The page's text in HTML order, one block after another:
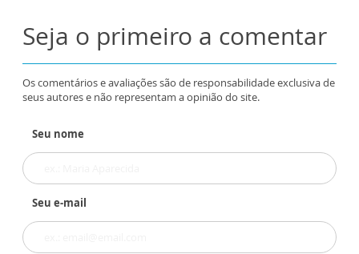
Seja o primeiro a comentar
Os comentários e avaliações são de responsabilidade exclusiva de
seus autores e não representam a opinião do site.
Seu nome
Seu e-mail